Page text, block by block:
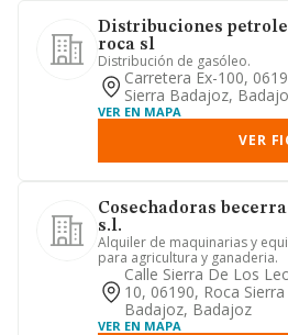
Distribuciones
roca sl
Distribución de gasóleo.
Carretera Ex-100,
Sierra Badajoz,
VER EN MAPA
VER
Cosechadoras
s.l.
Alquiler de maquinarias y
para agricultura y ganaderia.
Calle Sierra De Los
10, 06190, Roca Sierra
Badajoz, Badajoz
VER EN MAPA